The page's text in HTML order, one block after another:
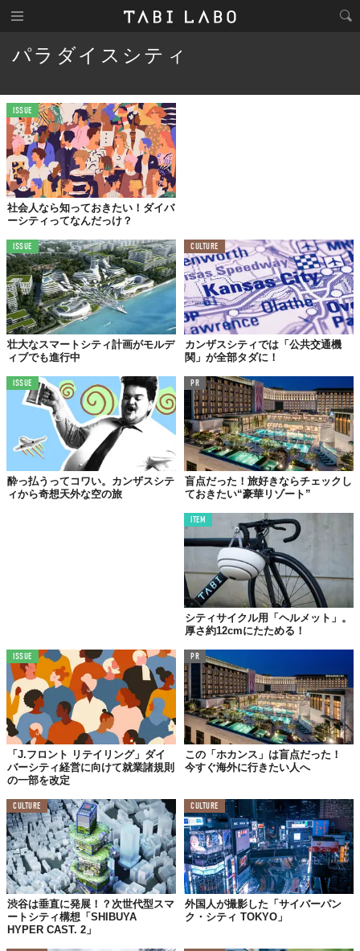
パラダイスシティ
ISSUE
社会人なら知っておきたい！ダイバ
ーシティってなんだっけ？
ISSUE
壮大なスマートシティ計画がモルデ
ィブでも進行中
CULTURE
カンザスシティでは「公共交通機
関」が全部タダに！
ISSUE
酔っ払うってコワい。カンザスシテ
ィから奇想天外な空の旅
PR
盲点だった！旅好きならチェックし
ておきたい“豪華リゾート”
ITEM
シティサイクル用「ヘルメット」。
厚さ約12cmにたためる！
ISSUE
「J.フロント リテイリング」ダイ
バーシティ経営に向けて就業諸規則
の一部を改定
PR
この「ホカンス」は盲点だった！
今すぐ海外に行きたい人へ
CULTURE
渋谷は垂直に発展！？次世代型スマ
ートシティ構想「SHIBUYA
HYPER CAST. 2」
CULTURE
外国人が撮影した「サイバーパン
ク・シティ TOKYO」